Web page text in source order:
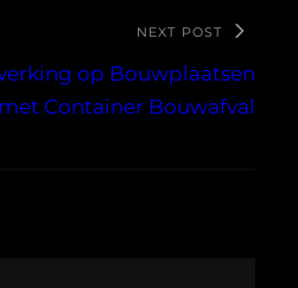
NEXT POST
op Bouwplaatsen
met Container Bouwafval